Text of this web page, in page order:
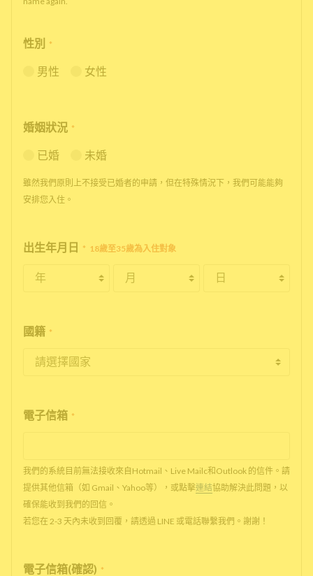
性別 *
男性 女性
婚姻狀況 *
已婚 未婚
雖然我們原則上不接受已婚者的申請，但在特殊情況下，我們可能能夠
安排您入住。
出生年月日 * 18歲至35歲為入住對象
國籍 *
電子信箱 *
我們的系統目前無法接收來自Hotmail、Live Mailc和Outlook 的信件。請
提供其他信箱（如 Gmail、Yahoo等），或點擊連結協助解決此問題，以
確保能收到我們的回信。
若您在 2-3 天內未收到回覆，請透過 LINE 或電話聯繫我們。謝謝！
電子信箱(確認) *